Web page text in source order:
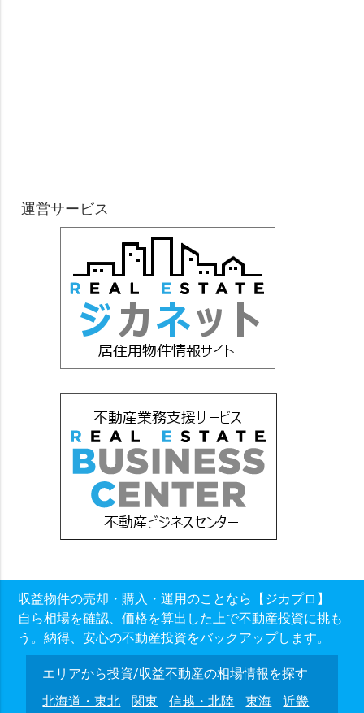
運営サービス
収益物件の売却・購入・運用のことなら【ジカプロ】
自ら相場を確認、価格を算出した上で不動産投資に挑も
う。納得、安心の不動産投資をバックアップします。
エリアから投資/収益不動産の相場情報を探す
北海道・東北
関東 信越・北陸 東海
近畿